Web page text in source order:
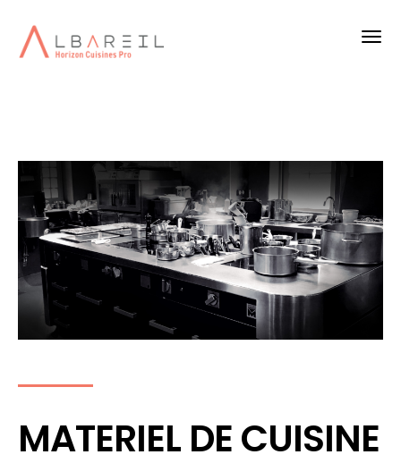
MATERIEL DE CUISINE